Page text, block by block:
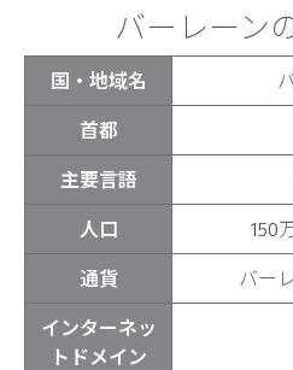
バーレーン
国・地域名
首都
主要言語
人口 150
通貨 バー
インターネッ
トドメイン